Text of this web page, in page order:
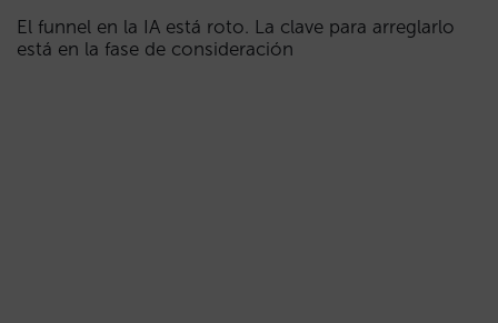
El funnel en la IA está roto. La clave para arreglarlo
está en la fase de consideración